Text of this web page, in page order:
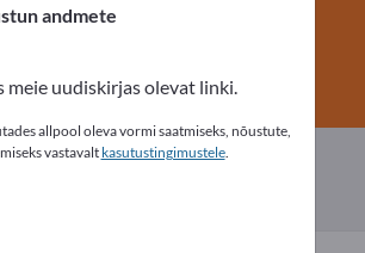
andmete
meie uudiskirjas olevat linki.
allpool oleva vormi saatmiseks, nõustute,
vastavalt kasutustingimustele.